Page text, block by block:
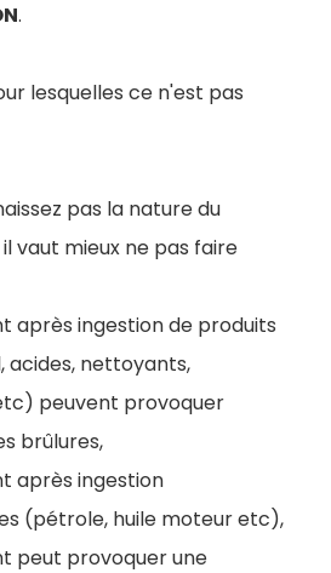
.
lesquelles ce n'est pas
pas la nature du
vaut mieux ne pas faire
après ingestion de produits
acides, nettoyants,
peuvent provoquer
brûlures,
après ingestion
(pétrole, huile moteur etc),
peut provoquer une